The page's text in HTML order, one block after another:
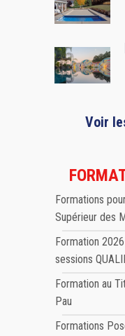
Voir
Formations
Supérieur des
Formation
sessions
Formation au
Pau
Formations